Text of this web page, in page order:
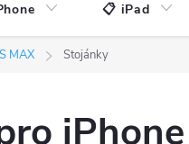
📋 iPad
MAX Stojánky